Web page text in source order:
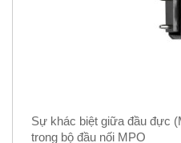
Sự khác biệt giữa đầu đực
trong bộ đầu nối MPO